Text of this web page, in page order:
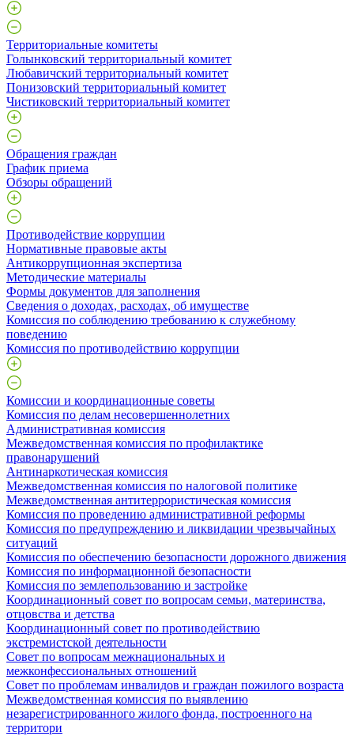
Территориальные комитеты
Голынковский территориальный комитет
Любавичский территориальный комитет
Понизовский территориальный комитет
Чистиковский территориальный комитет
Обращения граждан
График приема
Обзоры обращений
Противодействие коррупции
Нормативные правовые акты
Антикоррупционная экспертиза
Методические материалы
Формы документов для заполнения
Сведения о доходах, расходах, об имуществе
Комиссия по соблюдению требованию к служебному
поведению
Комиссия по противодействию коррупции
Комиссии и координационные советы
Комиссия по делам несовершеннолетних
Административная комиссия
Межведомственная комиссия по профилактике
правонарушений
Антинаркотическая комиссия
Межведомственная комиссия по налоговой политике
Межведомственная антитеррористическая комиссия
Комиссия по проведению административной реформы
Комиссия по предупреждению и ликвидации чрезвычайных
ситуаций
Комиссия по обеспечению безопасности дорожного движения
Комиссия по информационной безопасности
Комиссия по землепользованию и застройке
Координационный совет по вопросам семьи, материнства,
отцовства и детства
Координационный совет по противодействию
экстремистской деятельности
Совет по вопросам межнациональных и
межконфессиональных отношений
Совет по проблемам инвалидов и граждан пожилого возраста
Межведомственная комиссия по выявлению
незарегистрированного жилого фонда, построенного на
территори